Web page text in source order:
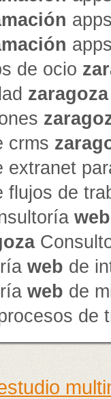
de ocio
zaragoza
crms
extranet
flujos de
web
web de
web de
de